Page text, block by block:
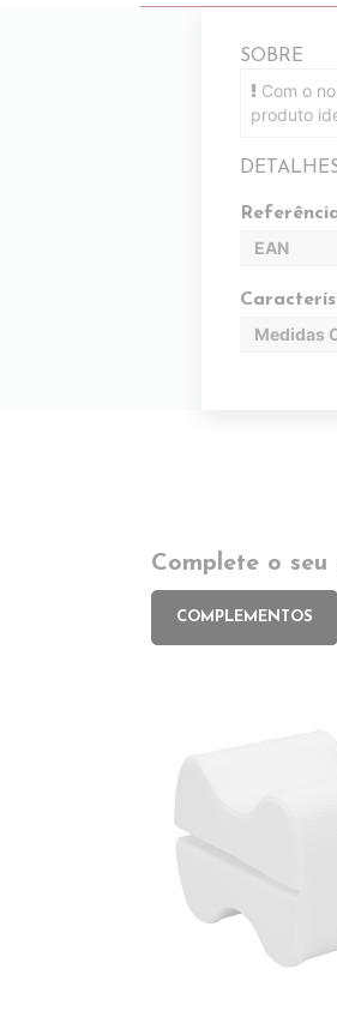
SOBRE
Com o
produto
EAN
Medidas
Complete o seu
COMPLEMENTOS